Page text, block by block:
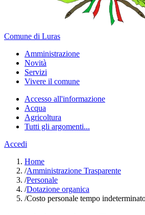
Comune di Luras
Amministrazione
Novità
Servizi
Vivere il comune
Accesso all'informazione
Acqua
Agricoltura
Tutti gli argomenti...
Accedi
Home
/Amministrazione Trasparente
/Personale
/Dotazione organica
/Costo personale tempo